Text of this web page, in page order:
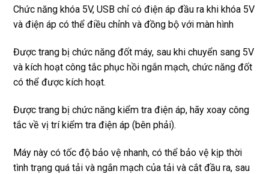
Chức năng khóa 5V, USB chỉ có điện áp đầu ra khi khóa 5V
và điện áp có thể điều chỉnh và đồng bộ với màn hình
Được trang bị chức năng đốt máy, sau khi chuyển sang 5V
và kích hoạt công tắc phục hồi ngắn mạch, chức năng đốt
có thể được kích hoạt.
Được trang bị chức năng kiểm tra điện áp, hãy xoay công
tắc về vị trí kiểm tra điện áp (bên phải).
Máy này có tốc độ bảo vệ nhanh, có thể bảo vệ kịp thời
tình trạng quá tải và ngắn mạch của tải và cắt đầu ra, sau